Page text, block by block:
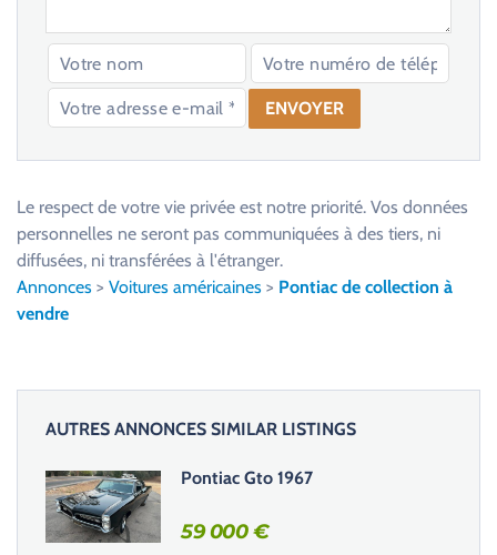
e
s
e
r
c
Le respect de votre vie privée est notre priorité. Vos données
personnelles ne seront pas communiquées à des tiers, ni
diffusées, ni transférées à l'étranger.
Annonces > Voitures américaines > Pontiac de collection à
vendre
AUTRES ANNONCES SIMILAR LISTINGS
Pontiac Gto 1967
59 000€